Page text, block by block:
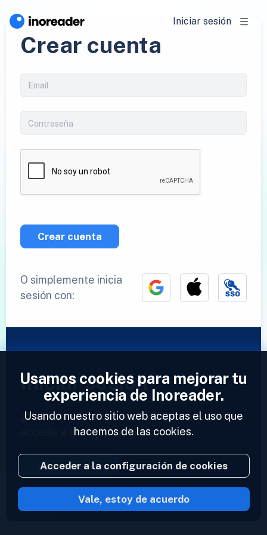
Iniciar sesión
Crear cuenta
Crear cuenta
O simplemente inicia
sesión con:
Iniciar sesión
¿Ya tienes una cuenta?Introduce tu perfil y
accede a tus feeds ahora.
Iniciar sesión
2023 © Inoreader
Usamos cookies para mejorar tu
experiencia de Inoreader.
Usando nuestro sitio web aceptas el uso que
hacemos de las cookies.
Acceder a la configuración de cookies
Vale, estoy de acuerdo